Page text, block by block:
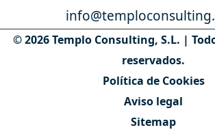
© 2026 Templo Consulting, S.L. |
reservados.
Política de Cookies
Aviso legal
Sitemap